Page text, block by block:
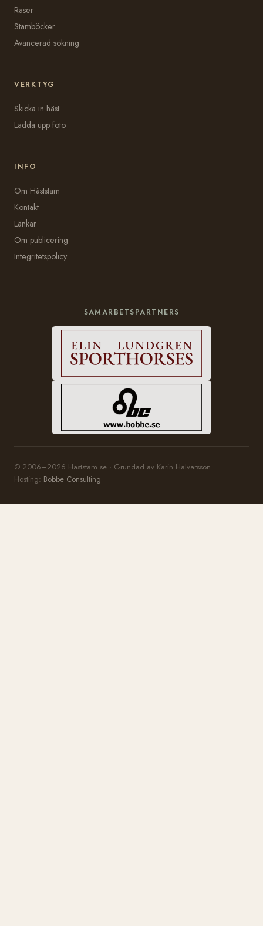
Raser
Stamböcker
Avancerad sökning
VERKTYG
Skicka in häst
Ladda upp foto
INFO
Om Häststam
Kontakt
Länkar
Om publicering
Integritetspolicy
SAMARBETSPARTNERS
© 2006–2026 Häststam.se · Grundad av Karin Halvarsson
Hosting: Bobbe Consulting